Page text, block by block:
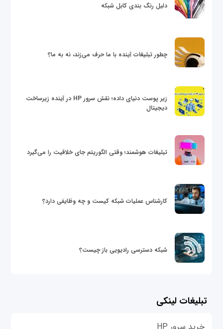
دلیل رنگ بندی کابل شبکه
چطور تبلیغات آینده با ما حرف می‌زند، نه به ما؟
زیر پوست دنیای داده؛ نقش سرور HP در آینده زیرساخت
دیجیتال
تبلیغات هوشمند؛ وقتی الگوریتم جای خلاقیت را می‌گیرد
کارشناس عملیات شبکه کیست و چه وظایفی دارد؟
شبکه دسترسی رادیویی باز چیست؟
تبلیغات لینکی